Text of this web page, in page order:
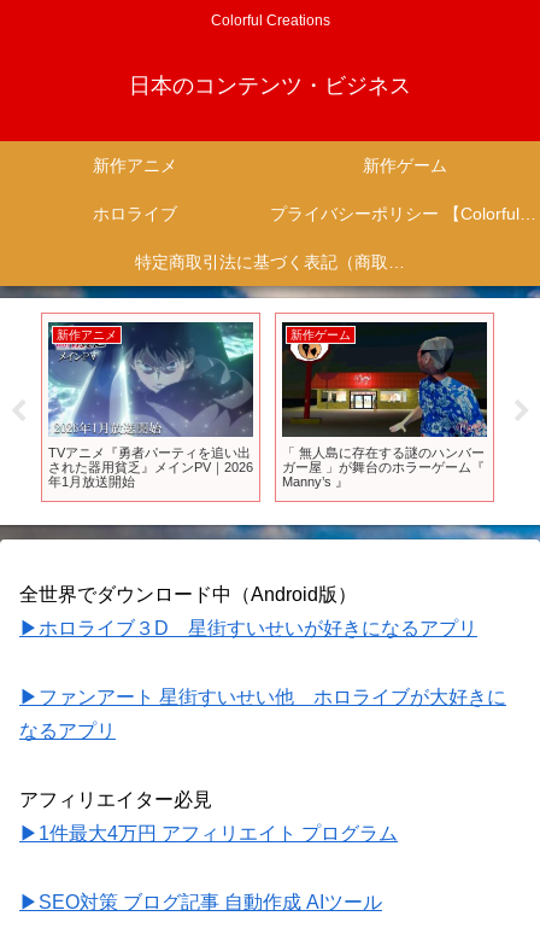
Colorful Creations
日本のコンテンツ・ビジネス
新作アニメ 新作ゲーム
ホロライブ プライバシーポリシー 【Colorful Creation】
特定商取引法に基づく表記（商取引に関する開示）
新作アニメ
TVアニメ『勇者パーティを追い出
された器用貧乏』メインPV｜2026
年1月放送開始
新作ゲーム
「 無人島に存在する謎のハンバー
ガー屋 」が舞台のホラーゲーム『
Manny’s 』
ル
全世界でダウンロード中（Android版）
▶ホロライブ３D 星街すいせいが好きになるアプリ
▶ファンアート 星街すいせい他 ホロライブが大好きに
なるアプリ
アフィリエイター必見
▶1件最大4万円 アフィリエイト プログラム
▶SEO対策 ブログ記事 自動作成 AIツール